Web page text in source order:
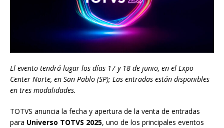
El evento tendrá lugar los días 17 y 18 de junio, en el Expo
Center Norte, en San Pablo (SP); Las entradas están disponibles
en tres modalidades.
TOTVS anuncia la fecha y apertura de la venta de entradas
para Universo TOTVS 2025, uno de los principales eventos